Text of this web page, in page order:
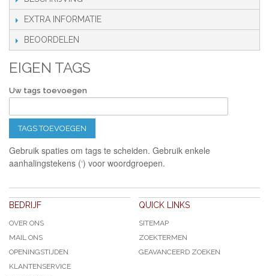
EXTRA INFORMATIE
BEOORDELEN
EIGEN TAGS
Uw tags toevoegen
TAGS TOEVOEGEN
Gebruik spaties om tags te scheiden. Gebruik enkele
aanhalingstekens (‘) voor woordgroepen.
BEDRIJF
OVER ONS
MAIL ONS
OPENINGSTIJDEN
KLANTENSERVICE
QUICK LINKS
SITEMAP
ZOEKTERMEN
GEAVANCEERD ZOEKEN